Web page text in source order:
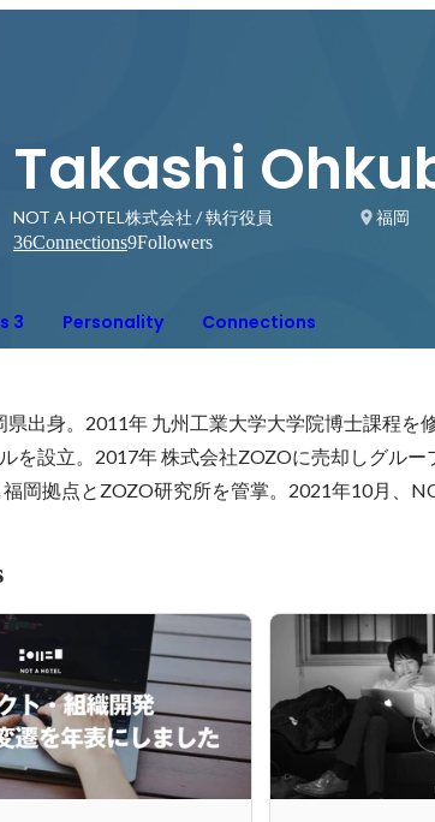
Takashi
NOT A HOTEL株式会社 / 執行役員
福岡
36Connections9Followers
3 Personality Connections
県出身。2011年 九州工業大学大学院博士課程を
を設立。2017年 株式会社ZOZOに売却しグル
岡拠点とZOZO研究所を管掌。2021年10月、